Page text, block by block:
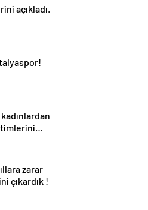
açıkladı.
zarar
çıkardık !